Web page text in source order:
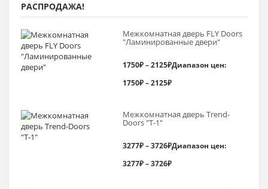
РАСПРОДАЖА!
Межкомнатная дверь FLY Doors
"Ламинированные двери"
1750₽–2125₽Диапазон цен:
1750₽ – 2125₽
Межкомнатная дверь Trend-
Doоrs "Т-1"
3277₽–3726₽Диапазон цен:
3277₽ – 3726₽